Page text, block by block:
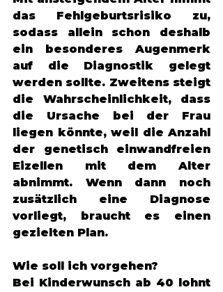
das Fehlgeburtsrisiko zu,
sodass allein schon deshalb
ein besonderes Augenmerk
auf die Diagnostik gelegt
werden sollte. Zweitens steigt
die Wahrscheinlichkeit, dass
die Ursache bei der Frau
liegen könnte, weil die Anzahl
der genetisch einwandfreien
Eizellen mit dem Alter
abnimmt. Wenn dann noch
zusätzlich eine Diagnose
vorliegt, braucht es einen
gezielten Plan.
Wie soll ich vorgehen?
Bei Kinderwunsch ab 40 lohnt